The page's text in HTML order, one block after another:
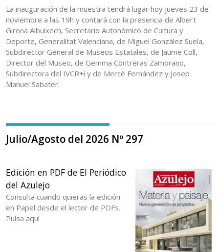
La inauguración de la muestra tendrá lugar hoy jueves 23 de
noviembre a las 19h y contará con la presencia de Albert
Girona Albuixech, Secretario Autonómico de Cultura y
Deporte, Generalitat Valenciana, de Miguel González Suela,
Subdirector General de Museos Estatales, de Jaume Coll,
Director del Museo, de Gemma Contreras Zamorano,
Subdirectora del IVCR+i y de Mercè Fernández y Josep
Manuel Sabater.
Julio/Agosto del 2026 Nº 297
Edición en PDF de El Periódico
del Azulejo
Consulta cuando quieras la edición
en Papel desde el lector de PDFs.
Pulsa aquí